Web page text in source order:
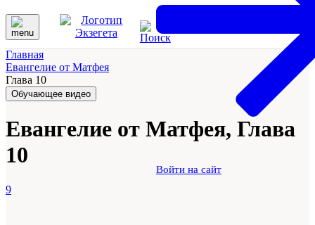
Войти на сайт
Главная
Евангелие от Матфея
Глава 10
Обучающее видео
Евангелие от Матфея, Глава
10
9